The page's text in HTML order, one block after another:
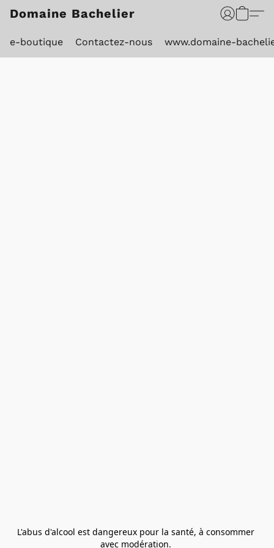
Domaine Bachelier
e-boutique Contactez-nous www.domaine-
L'abus d'alcool est dangereux pour la santé, à consommer
avec modération.